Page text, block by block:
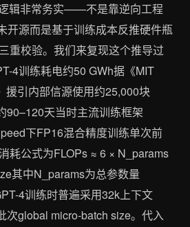
辑非常务实——不是靠逆向工程
开源而是基于训练成本反推硬件瓶
重校验。我们来复现这个推导过
4训练耗电约50 GWh据《MIT
援引内部信源使用约25,000块
90–120天当时主流训练框架
下FP16混合精度训练单次前
耗公式为FLOPs ≈ 6 × N_params
其中N_params为总参数量
4训练时普遍采用32k上下文
次global micro-batch size。代入